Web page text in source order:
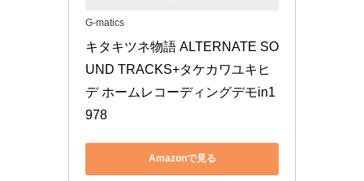
G-matics
キタキツネ物語 ALTERNATE SO
UND TRACKS+タケカワユキヒ
デ ホームレコーディングデモin1
978
Amazonで見る